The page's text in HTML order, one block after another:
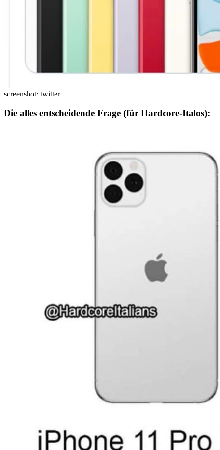
screenshot: twitter
Die alles entscheidende Frage (für Hardcore-Italos):